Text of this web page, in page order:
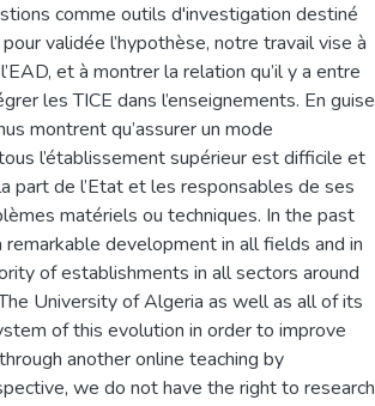
comme outils d'investigation destiné
validée l’hypothèse, notre travail vise à
et à montrer la relation qu’il y a entre
les TICE dans l’enseignements. En guise
montrent qu’assurer un mode
l’établissement supérieur est difficile et
part de l’Etat et les responsables de ses
matériels ou techniques. In the past
development in all fields and in
of establishments in all sectors around
University of Algeria as well as all of its
of this evolution in order to improve
another online teaching by
we do not have the right to research